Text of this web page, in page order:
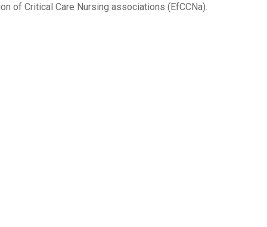
of Critical Care Nursing associations (EfCCNa).